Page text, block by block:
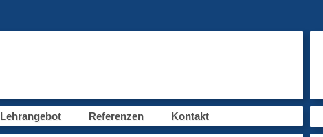
Lehrangebot Referenzen Kontakt